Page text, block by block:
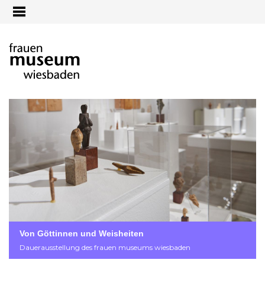
Von Göttinnen und Weisheiten
Dauerausstellung des frauen museums wiesbaden